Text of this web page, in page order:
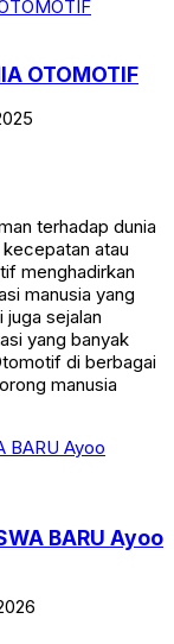
OTOMOTIF
terhadap dunia
atau
menghadirkan
manusia yang
sejalan
yang banyak
di berbagai
manusia
BARU Ayoo